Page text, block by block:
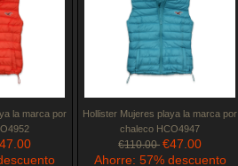
la marca por
Hollister Mujeres playa la marca por
chaleco HCO4947
€110.00 €47.00
Ahorre: 57% descuento